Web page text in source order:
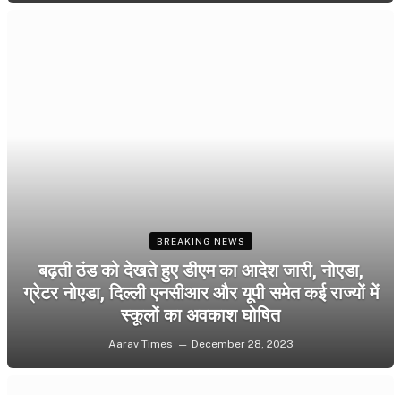
BREAKING NEWS
बढ़ती ठंड को देखते हुए डीएम का आदेश जारी, नोएडा,
ग्रेटर नोएडा, दिल्ली एनसीआर और यूपी समेत कई राज्यों में
स्कूलों का अवकाश घोषित
Aarav Times December 28, 2023